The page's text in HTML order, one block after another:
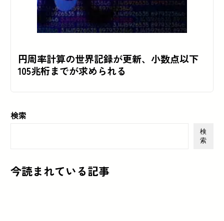
円周率計算の世界記録が更新、小数点以下
105兆桁までが求められる
検索
検
索
今読まれている記事